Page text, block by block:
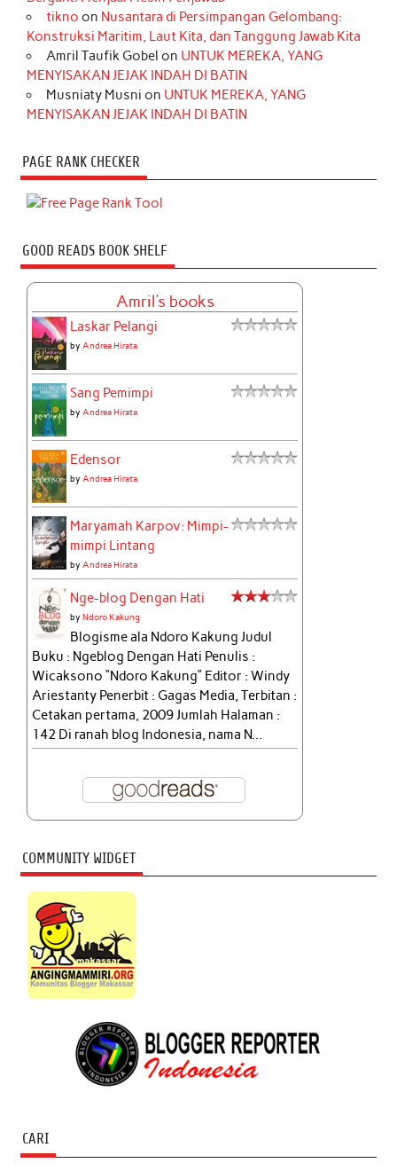
tikno on Nusantara di Persimpangan Gelombang:
Konstruksi Maritim, Laut Kita, dan Tanggung Jawab Kita
Amril Taufik Gobel on UNTUK MEREKA, YANG
MENYISAKAN JEJAK INDAH DI BATIN
Musniaty Musni on UNTUK MEREKA, YANG
MENYISAKAN JEJAK INDAH DI BATIN
PAGE RANK CHECKER
GOOD READS BOOK SHELF
Amril's books
Laskar Pelangi
byAndrea Hirata
Sang Pemimpi
byAndrea Hirata
Edensor
byAndrea Hirata
Maryamah Karpov: Mimpi-
mimpi Lintang
byAndrea Hirata
Nge-blog Dengan Hati
byNdoro Kakung
Blogisme ala Ndoro Kakung Judul
Buku : Ngeblog Dengan Hati Penulis :
Wicaksono “Ndoro Kakung” Editor : Windy
Ariestanty Penerbit : Gagas Media, Terbitan :
Cetakan pertama, 2009 Jumlah Halaman :
142 Di ranah blog Indonesia, nama N...
COMMUNITY WIDGET
CARI